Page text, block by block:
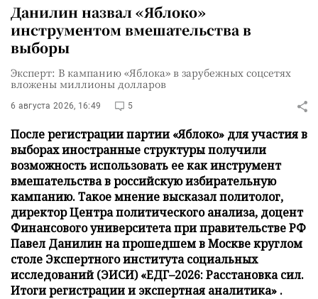
Данилин назвал «Яблоко»
инструментом вмешательства в
выборы
Эксперт: В кампанию «Яблока» в зарубежных соцсетях
вложены миллионы долларов
6 августа 2026, 16:49 5
После регистрации партии «Яблоко» для участия в
выборах иностранные структуры получили
возможность использовать ее как инструмент
вмешательства в российскую избирательную
кампанию. Такое мнение высказал политолог,
директор Центра политического анализа, доцент
Финансового университета при правительстве РФ
Павел Данилин на прошедшем в Москве круглом
столе Экспертного института социальных
исследований (ЭИСИ) «ЕДГ–2026: Расстановка сил.
Итоги регистрации и экспертная аналитика» .